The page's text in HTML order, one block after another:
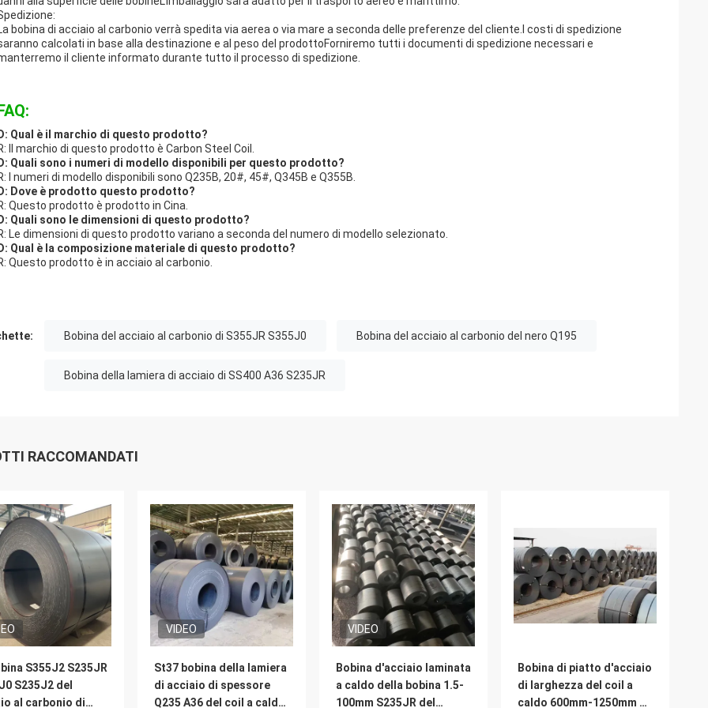
bobina di acciaio al carbonio verrà spedita via aerea o via mare a seconda delle preferenze del cliente.I costi di spedizione
calcolati in base alla destinazione e al peso del prodottoForniremo tutti i documenti di spedizione necessari e
il cliente informato durante tutto il processo di spedizione.
Qual è il marchio di questo prodotto?
Il marchio di questo prodotto è Carbon Steel Coil.
Quali sono i numeri di modello disponibili per questo prodotto?
I numeri di modello disponibili sono Q235B, 20#, 45#, Q345B e Q355B.
Dove è prodotto questo prodotto?
Questo prodotto è prodotto in Cina.
Quali sono le dimensioni di questo prodotto?
Le dimensioni di questo prodotto variano a seconda del numero di modello selezionato.
Qual è la composizione materiale di questo prodotto?
Questo prodotto è in acciaio al carbonio.
Bobina del acciaio al carbonio di S355JR S355J0 Bobina del acciaio al carbonio del nero Q195
Bobina della lamiera di acciaio di SS400 A36 S235JR
RACCOMANDATI
S355J2 S235JR
S235J2 del
al carbonio di
VIDEO
St37 bobina della lamiera
di acciaio di spessore
Q235 A36 del coil a caldo
VIDEO
Bobina d'acciaio laminata
a caldo della bobina 1.5-
100mm S235JR del
Bobina di piatto d'acciaio
di larghezza del coil a
caldo 600mm-1250mm di